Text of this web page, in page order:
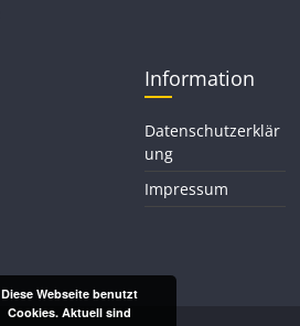
Information
Datenschutzerklär
ung
Impressum
Diese Webseite benutzt
Cookies. Aktuell sind